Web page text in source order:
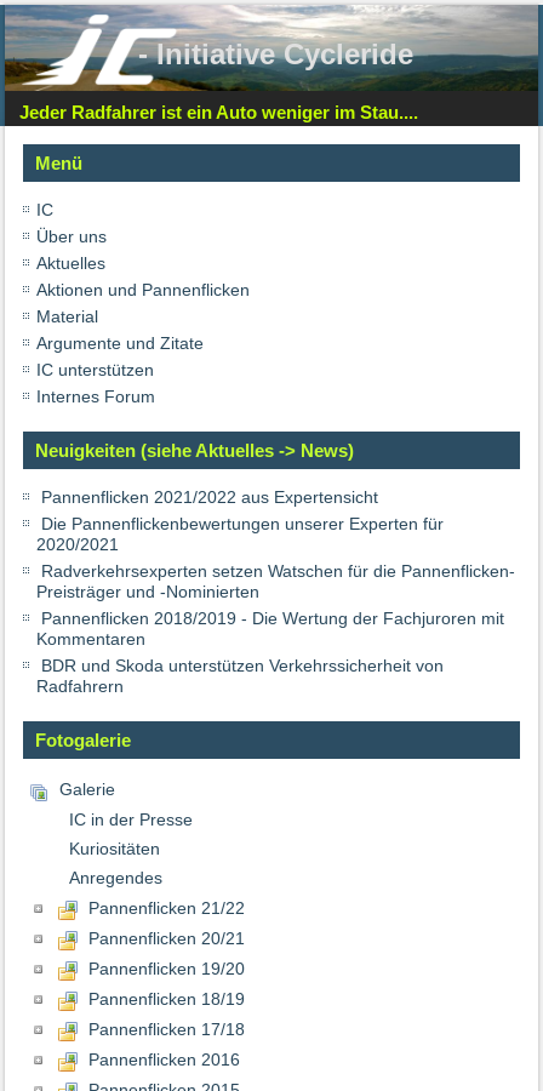
- Initiative Cycleride
Jeder Radfahrer ist ein Auto weniger im Stau....
Menü
IC
Über uns
Aktuelles
Aktionen und Pannenflicken
Material
Argumente und Zitate
IC unterstützen
Internes Forum
Neuigkeiten (siehe Aktuelles -> News)
Pannenflicken 2021/2022 aus Expertensicht
Die Pannenflickenbewertungen unserer Experten für
2020/2021
Radverkehrsexperten setzen Watschen für die Pannenflicken-
Preisträger und -Nominierten
Pannenflicken 2018/2019 - Die Wertung der Fachjuroren mit
Kommentaren
BDR und Skoda unterstützen Verkehrssicherheit von
Radfahrern
Fotogalerie
Galerie
IC in der Presse
Kuriositäten
Anregendes
Pannenflicken 21/22
Pannenflicken 20/21
Pannenflicken 19/20
Pannenflicken 18/19
Pannenflicken 17/18
Pannenflicken 2016